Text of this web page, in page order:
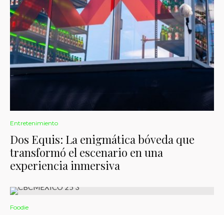
Entretenimiento
Dos Equis: La enigmática bóveda que
transformó el escenario en una
experiencia inmersiva
Foodie